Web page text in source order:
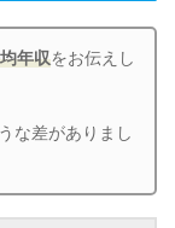
年収をお伝えし
な差がありまし